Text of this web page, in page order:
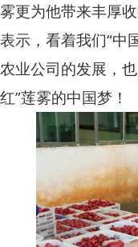
雾更为他带来丰厚
表示，看着我们“中
农业公司的发展，
红”莲雾的中国梦！